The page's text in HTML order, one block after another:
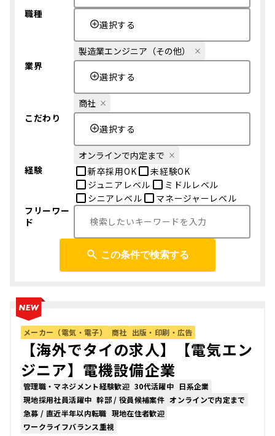
職種
選択する
製造業エンジニア（その他）
業界
選択する
商社
こだわり
選択する
オンラインで内定まで
経験
新卒採用OK
未経験OK
ジュニアレベル
ミドルレベル
シニアレベル
マネージャーレベル
フリーワー
ド
この条件で検索する
メーカー（電気・電子） 商社 出版・印刷・広告
【海外でタイの求人】【電気エン
ジニア】電機設備企業
管理職・マネジメント経験歓迎 30代活躍中 日系企業
現地採用社員活躍中 幹部 / 役員候補案件 オンラインで内定まで
急募 / 直近半年以内転職 現地在住者歓迎
ワークライフバランス重視